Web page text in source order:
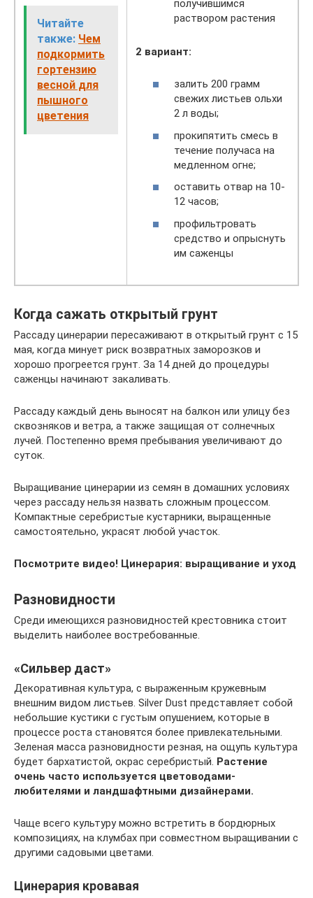
Читайте
также: Чем
подкормить
гортензию
весной для
пышного
цветения
получившимся
раствором растения
2 вариант:
залить 200 грамм
свежих листьев ольхи
2 л воды;
прокипятить смесь в
течение получаса на
медленном огне;
оставить отвар на 10-
12 часов;
профильтровать
средство и опрыснуть
им саженцы
Когда сажать открытый грунт
Рассаду цинерарии пересаживают в открытый грунт с 15
мая, когда минует риск возвратных заморозков и
хорошо прогреется грунт. За 14 дней до процедуры
саженцы начинают закаливать.
Рассаду каждый день выносят на балкон или улицу без
сквозняков и ветра, а также защищая от солнечных
лучей. Постепенно время пребывания увеличивают до
суток.
Выращивание цинерарии из семян в домашних условиях
через рассаду нельзя назвать сложным процессом.
Компактные серебристые кустарники, выращенные
самостоятельно, украсят любой участок.
Посмотрите видео! Цинерария: выращивание и уход
Разновидности
Среди имеющихся разновидностей крестовника стоит
выделить наиболее востребованные.
«Сильвер даст»
Декоративная культура, с выраженным кружевным
внешним видом листьев. Silver Dust представляет собой
небольшие кустики с густым опушением, которые в
процессе роста становятся более привлекательными.
Зеленая масса разновидности резная, на ощупь культура
будет бархатистой, окрас серебристый. Растение
очень часто используется цветоводами-
любителями и ландшафтными дизайнерами.
Чаще всего культуру можно встретить в бордюрных
композициях, на клумбах при совместном выращивании с
другими садовыми цветами.
Цинерария кровавая